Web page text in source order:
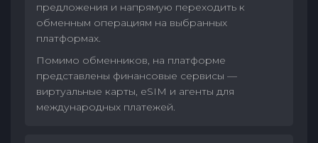
предложения и напрямую переходить к
обменным операциям на выбранных
платформах.
Помимо обменников, на платформе
представлены финансовые сервисы —
виртуальные карты, eSIM и агенты для
международных платежей.